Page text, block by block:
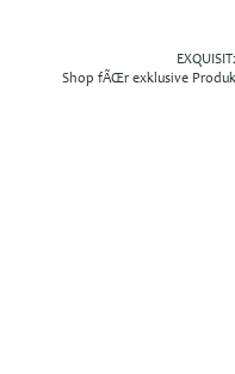
Shop fÃŒr exklusive